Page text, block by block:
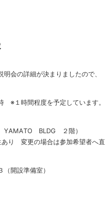
会の詳細が決まりましたので、
※１時間程度を予定しています。
YAMATO BLDG ２階）
り 変更の場合は参加希望者へ直
開設準備室）